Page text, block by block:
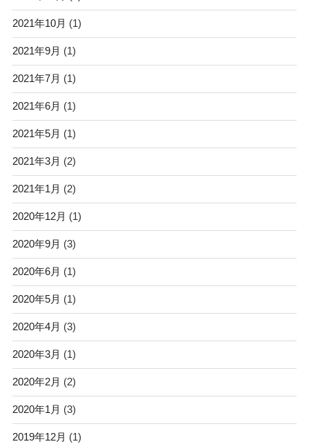
2021年10月 (1)
2021年9月 (1)
2021年7月 (1)
2021年6月 (1)
2021年5月 (1)
2021年3月 (2)
2021年1月 (2)
2020年12月 (1)
2020年9月 (3)
2020年6月 (1)
2020年5月 (1)
2020年4月 (3)
2020年3月 (1)
2020年2月 (2)
2020年1月 (3)
2019年12月 (1)